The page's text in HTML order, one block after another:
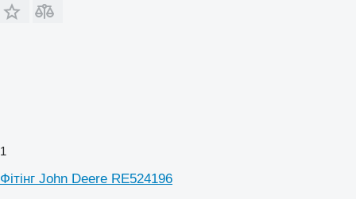
1
Фітінг John Deere RE524196